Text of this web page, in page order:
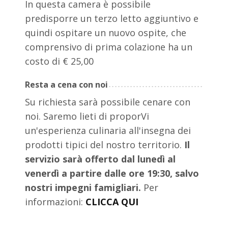
In questa camera è possibile
predisporre un terzo letto aggiuntivo e
quindi ospitare un nuovo ospite, che
comprensivo di prima colazione ha un
costo di € 25,00
Resta a cena con noi
Su richiesta sarà possibile cenare con
noi. Saremo lieti di proporVi
un'esperienza culinaria all'insegna dei
prodotti tipici del nostro territorio. Il
servizio sarà offerto dal lunedì al
venerdì a partire dalle ore 19:30, salvo
nostri impegni famigliari. Per
informazioni: CLICCA QUI